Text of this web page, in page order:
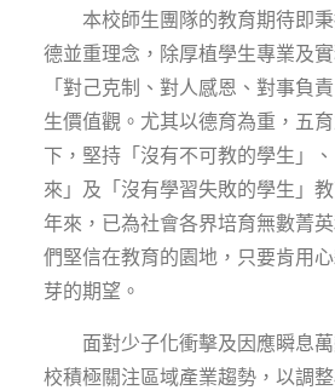
本校師生團隊的教育期待即秉
德並重理念，除厚植學生專業及
「對己克制、對人感恩、對事負
生價值觀。尤其以德育為重，五
下，堅持「沒有不可教的學生」
來」及「沒有學習失敗的學生」
年來，已為社會各界培育無數菁
們堅信在教育的園地，只要肯用
芽的期望。
面對少子化衝擊及因應瞬息萬
校積極關注區域產業趨勢，以調